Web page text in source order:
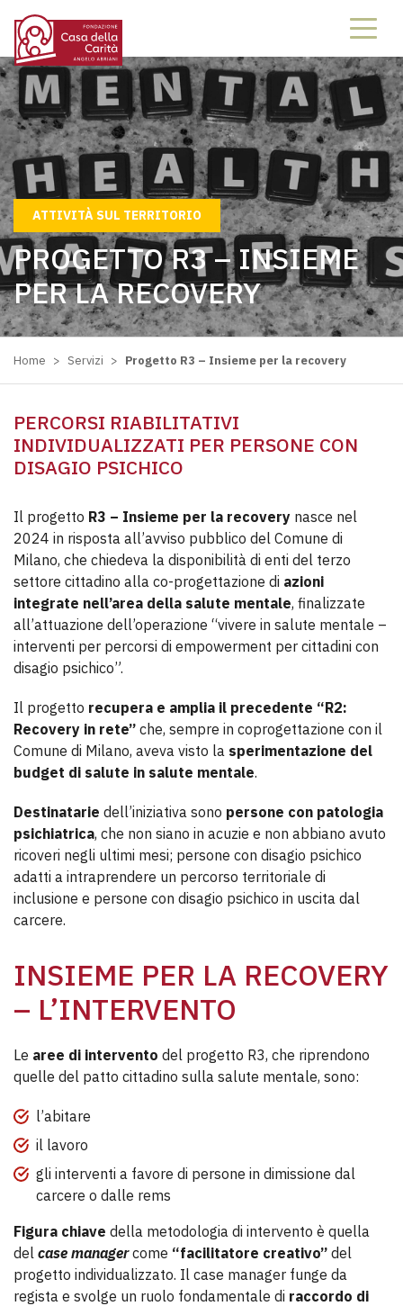
2124621246
ATTIVITÀ SUL TERRITORIO
PROGETTO R3 – INSIEME
PER LA RECOVERY
Home > Servizi > Progetto R3 – Insieme per la recovery
PERCORSI RIABILITATIVI
INDIVIDUALIZZATI PER PERSONE CON
DISAGIO PSICHICO
Il progetto R3 – Insieme per la recovery nasce nel
2024 in risposta all’avviso pubblico del Comune di
Milano, che chiedeva la disponibilità di enti del terzo
settore cittadino alla co-progettazione di azioni
integrate nell’area della salute mentale, finalizzate
all’attuazione dell’operazione “vivere in salute mentale –
interventi per percorsi di empowerment per cittadini con
disagio psichico”.
Il progetto recupera e amplia il precedente “R2:
Recovery in rete” che, sempre in coprogettazione con il
Comune di Milano, aveva visto la sperimentazione del
budget di salute in salute mentale.
Destinatarie dell’iniziativa sono persone con patologia
psichiatrica, che non siano in acuzie e non abbiano avuto
ricoveri negli ultimi mesi; persone con disagio psichico
adatti a intraprendere un percorso territoriale di
inclusione e persone con disagio psichico in uscita dal
carcere.
INSIEME PER LA RECOVERY
– L’INTERVENTO
Le aree di intervento del progetto R3, che riprendono
quelle del patto cittadino sulla salute mentale, sono:
l’abitare
il lavoro
gli interventi a favore di persone in dimissione dal
carcere o dalle rems
Figura chiave della metodologia di intervento è quella
del case managercome “facilitatore creativo” del
progetto individualizzato. Il case manager funge da
regista e svolge un ruolo fondamentale di raccordo di